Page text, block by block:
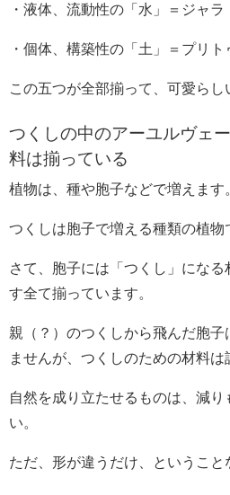
・液体、流動性の「水」＝ジャラ
・個体、構築性の「土」＝プリト
この五つが全部揃って、可愛らし
つくしの中のアーユルヴェ
料は揃っている
植物は、種や胞子などで増えます。
つくしは胞子で増える種類の植物
さて、胞子には「つくし」になる
す全て揃っています。
親（？）のつくしから飛んだ胞子
ませんが、つくしのための材料は
自然を成り立たせるものは、減
い。
ただ、形が違うだけ、ということ